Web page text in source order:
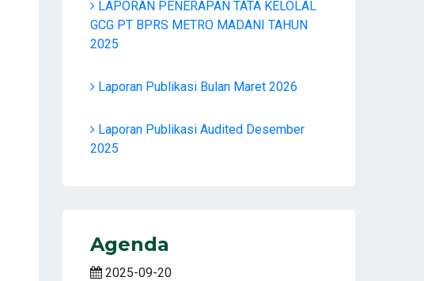
LAPORAN PENERAPAN TATA KELOLAL
GCG PT BPRS METRO MADANI TAHUN
2025
Laporan Publikasi Bulan Maret 2026
Laporan Publikasi Audited Desember
2025
Agenda
2025-09-20